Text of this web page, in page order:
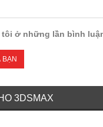
ở những lần bình
3DSMAX